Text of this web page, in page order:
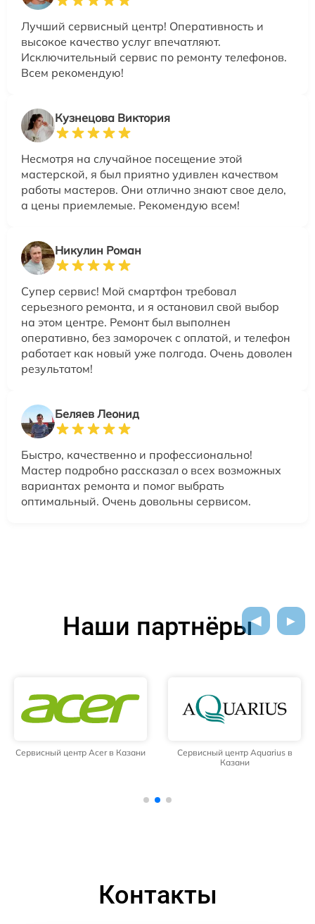
Лучший сервисный центр! Оперативность и
высокое качество услуг впечатляют.
Исключительный сервис по ремонту телефонов.
Всем рекомендую!
Кузнецова Виктория
Несмотря на случайное посещение этой
мастерской, я был приятно удивлен качеством
работы мастеров. Они отлично знают свое дело,
а цены приемлемые. Рекомендую всем!
Никулин Роман
Супер сервис! Мой смартфон требовал
серьезного ремонта, и я остановил свой выбор
на этом центре. Ремонт был выполнен
оперативно, без заморочек с оплатой, и телефон
работает как новый уже полгода. Очень доволен
результатом!
Беляев Леонид
Быстро, качественно и профессионально!
Мастер подробно рассказал о всех возможных
вариантах ремонта и помог выбрать
оптимальный. Очень довольны сервисом.
Наши партнёры
Сервисный центр Acer в Казани
Сервисный центр Aquarius в
Казани
Контакты